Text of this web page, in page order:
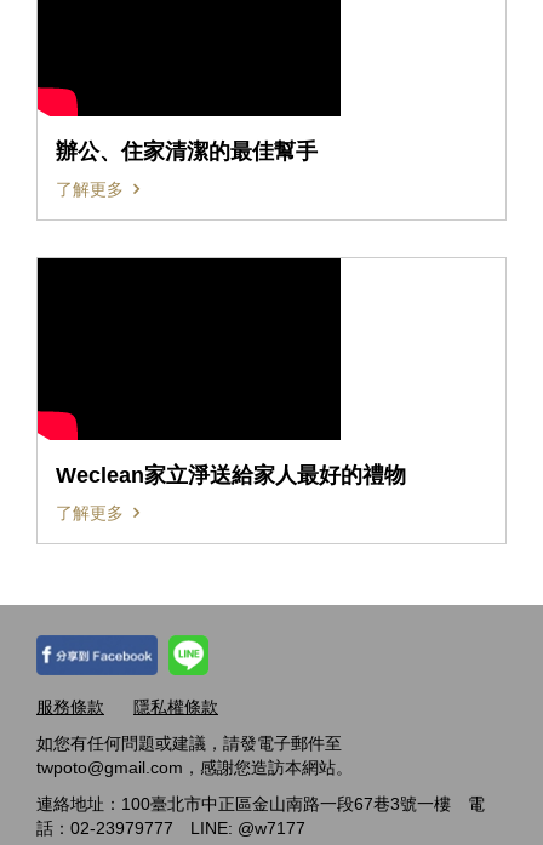
辦公、住家清潔的最佳幫手
了解更多
Weclean家立淨送給家人最好的禮物
了解更多
服務條款
隱私權條款
如您有任何問題或建議，請發電子郵件至
twpoto@gmail.com，感謝您造訪本網站。
連絡地址：100臺北市中正區金山南路一段67巷3號一樓 電
話：02-23979777 LINE: @w7177